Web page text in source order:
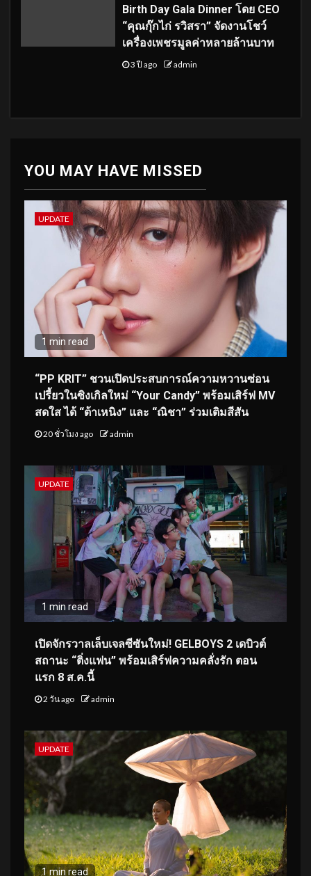
Birth Day Gala Dinner โดย CEO
“คุณกุ๊กไก่ รวิสรา” จัดงานโชว์
เครื่องเพชรมูลค่าหลายล้านบาท
3 ปี ago admin
YOU MAY HAVE MISSED
UPDATE
1 min read
“PP KRIT” ชวนเปิดประสบการณ์ความหวานซ่อน
เปรี้ยวในซิงเกิลใหม่ “Your Candy” พร้อมเสิร์ฟ MV
สดใส ได้ “ต้าเหนิง” และ “ณิชา” ร่วมเติมสีสัน
20 ชั่วโมง ago admin
UPDATE
1 min read
เปิดจักรวาลเล็บเจลซีซันใหม่! GELBOYS 2 เดบิวต์
สถานะ “ติ่งแฟน” พร้อมเสิร์ฟความคลั่งรัก ตอน
แรก 8 ส.ค.นี้
2 วัน ago admin
UPDATE
1 min read